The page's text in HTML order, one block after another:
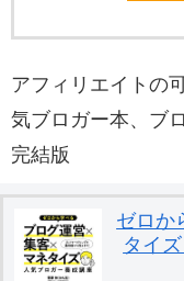
アフィリエイトの
気ブロガー本、ブ
完結版
ゼロか
タイ